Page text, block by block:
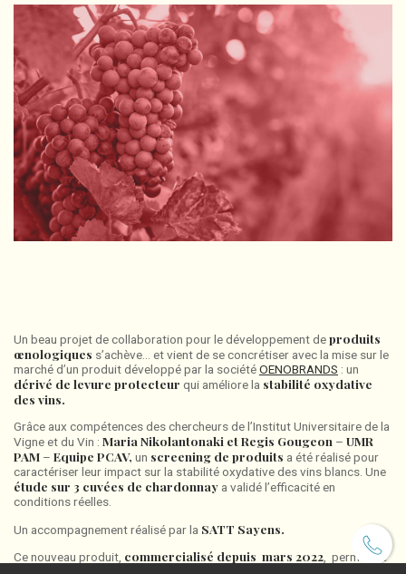
Un beau projet de collaboration pour le développement deproduits
œnologiques s’achève… et vient de se concrétiser avec la mise sur le
marché d’un produit développé par la sociétéOENOBRANDS : un
dérivé de levure protecteur qui améliore la stabilité oxydative
des vins.
Grâce aux compétences des chercheurs de l’Institut Universitaire de la
Vigne et du Vin : Maria Nikolantonaki et Regis Gougeon – UMR
PAM – Equipe PCAV, un screening de produits a été réalisé pour
caractériser leur impact sur la stabilité oxydative des vins blancs. Une
étude sur 3 cuvées de chardonnay a validé l’efficacité en
conditions réelles.
Un accompagnement réalisé par la SATT Sayens.
Ce nouveau produit, commercialisé depuis mars 2022, permet de